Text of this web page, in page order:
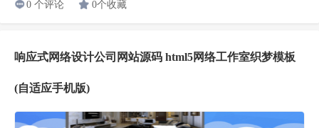
0 个评论
0个收藏
响应式网络设计公司网站源码 html5网络工作室织梦模板
(自适应手机版)